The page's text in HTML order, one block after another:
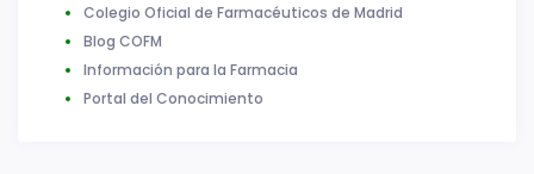
Colegio Oficial de Farmacéuticos de Madrid
Blog COFM
Información para la Farmacia
Portal del Conocimiento